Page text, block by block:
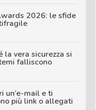
2026: le sfide
la vera sicurezza si
falliscono
un’e-mail e ti
più link o allegati